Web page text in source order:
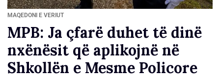
MAQEDONI E VERIUT
MPB: Ja çfarë duhet të dinë
nxënësit që aplikojnë në
Shkollën e Mesme Policore